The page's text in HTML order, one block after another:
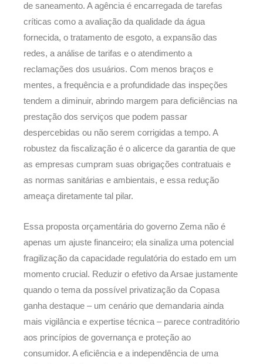
de saneamento. A agência é encarregada de tarefas
críticas como a avaliação da qualidade da água
fornecida, o tratamento de esgoto, a expansão das
redes, a análise de tarifas e o atendimento a
reclamações dos usuários. Com menos braços e
mentes, a frequência e a profundidade das inspeções
tendem a diminuir, abrindo margem para deficiências na
prestação dos serviços que podem passar
despercebidas ou não serem corrigidas a tempo. A
robustez da fiscalização é o alicerce da garantia de que
as empresas cumpram suas obrigações contratuais e
as normas sanitárias e ambientais, e essa redução
ameaça diretamente tal pilar.
Essa proposta orçamentária do governo Zema não é
apenas um ajuste financeiro; ela sinaliza uma potencial
fragilização da capacidade regulatória do estado em um
momento crucial. Reduzir o efetivo da Arsae justamente
quando o tema da possível privatização da Copasa
ganha destaque – um cenário que demandaria ainda
mais vigilância e expertise técnica – parece contraditório
aos princípios de governança e proteção ao
consumidor. A eficiência e a independência de uma